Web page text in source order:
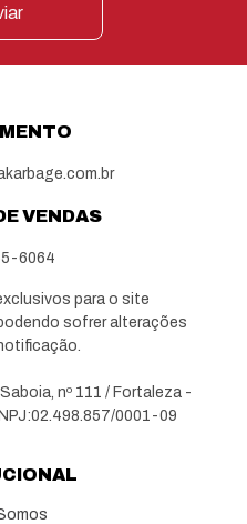
VENDAS
6064
para o site
sofrer alterações
nº 111 / Fortaleza -
0001-09